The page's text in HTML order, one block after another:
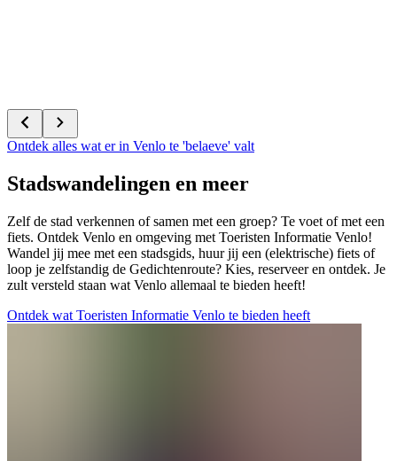
Ontdek alles wat er in Venlo te 'belaeve' valt
Stadswandelingen en meer
Zelf de stad verkennen of samen met een groep? Te voet of met een
fiets. Ontdek Venlo en omgeving met Toeristen Informatie Venlo!
Wandel jij mee met een stadsgids, huur jij een (elektrische) fiets of
loop je zelfstandig de Gedichtenroute? Kies, reserveer en ontdek. Je
zult versteld staan wat Venlo allemaal te bieden heeft!
Ontdek wat Toeristen Informatie Venlo te bieden heeft